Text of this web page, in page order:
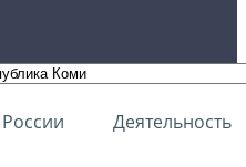
Деятельность